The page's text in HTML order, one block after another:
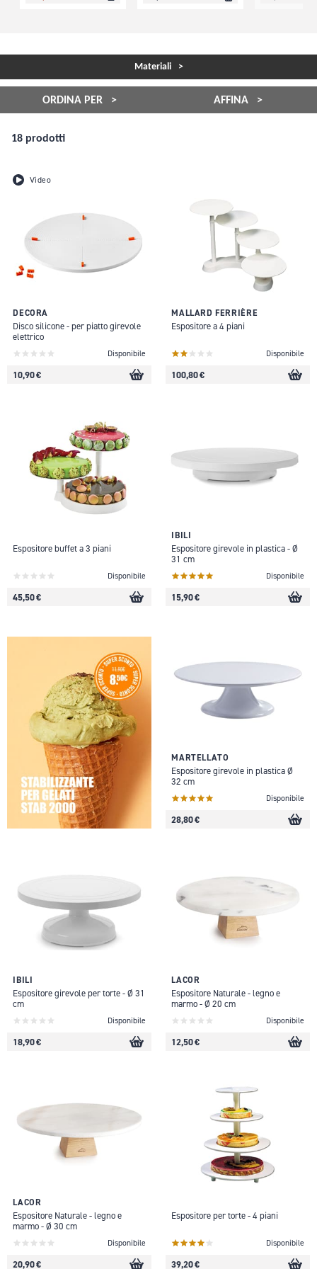
Materiali
ORDINA PER AFFINA
18 prodotti
Video
DECORA
Disco silicone - per piatto girevole
elettrico
Disponibile
10,90 €
MALLARD FERRIÈRE
Espositore a 4 piani
Disponibile
100,80 €
Espositore buffet a 3 piani
Disponibile
45,50 €
IBILI
Espositore girevole in plastica - Ø
31 cm
Disponibile
15,90 €
MARTELLATO
Espositore girevole in plastica Ø
32 cm
Disponibile
28,80 €
IBILI
Espositore girevole per torte - Ø 31
cm
Disponibile
18,90 €
LACOR
Espositore Naturale - legno e
marmo - Ø 20 cm
Disponibile
12,50 €
LACOR
Espositore Naturale - legno e
marmo - Ø 30 cm
Disponibile
20,90 €
Espositore per torte - 4 piani
Disponibile
39,20 €